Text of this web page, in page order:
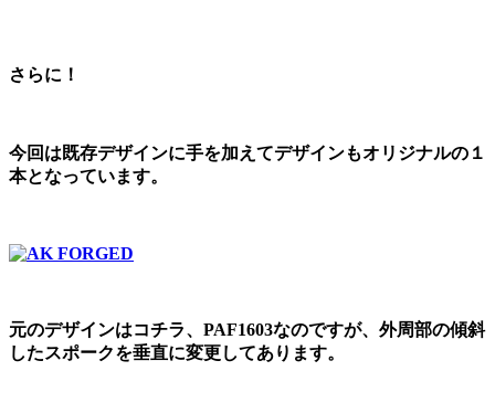
さらに！
今回は既存デザインに手を加えてデザインもオリジナルの１
本となっています。
元のデザインはコチラ、PAF1603なのですが、外周部の傾斜
したスポークを垂直に変更してあります。